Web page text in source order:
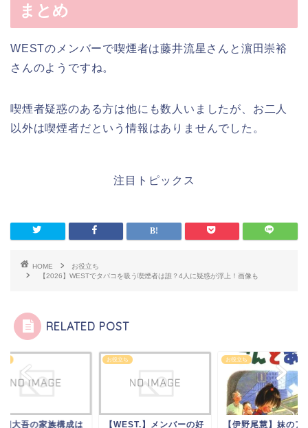
まとめ
WESTのメンバーで喫煙者は藤井流星さんと濵田崇裕
さんのようですね。
喫煙者疑惑のある方は他にも数人いましたが、お二人
以外は喫煙者だという情報はありませんでした。
注目トピックス
HOME
お役立ち
【2026】WESTでタバコを吸う喫煙者は誰？4人に疑惑が浮上！画像も
RELATED POST
畑大吾の家族構成は
お役立ち
【WEST.】メンバーの好
お役立ち
【伊野尾慧】妹のア